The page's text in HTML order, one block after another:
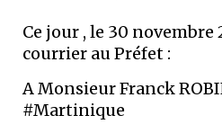
Ce jour , le 30 novembre
courrier au Préfet :
A Monsieur Franck
#Martinique